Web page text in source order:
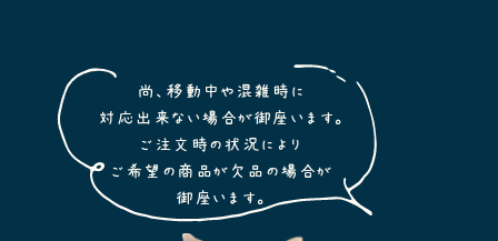
尚、移動中や混雑時に
対応出来ない場合が御座います。
ご注文時の状況により
ご希望の商品が欠品の場合が
御座います。